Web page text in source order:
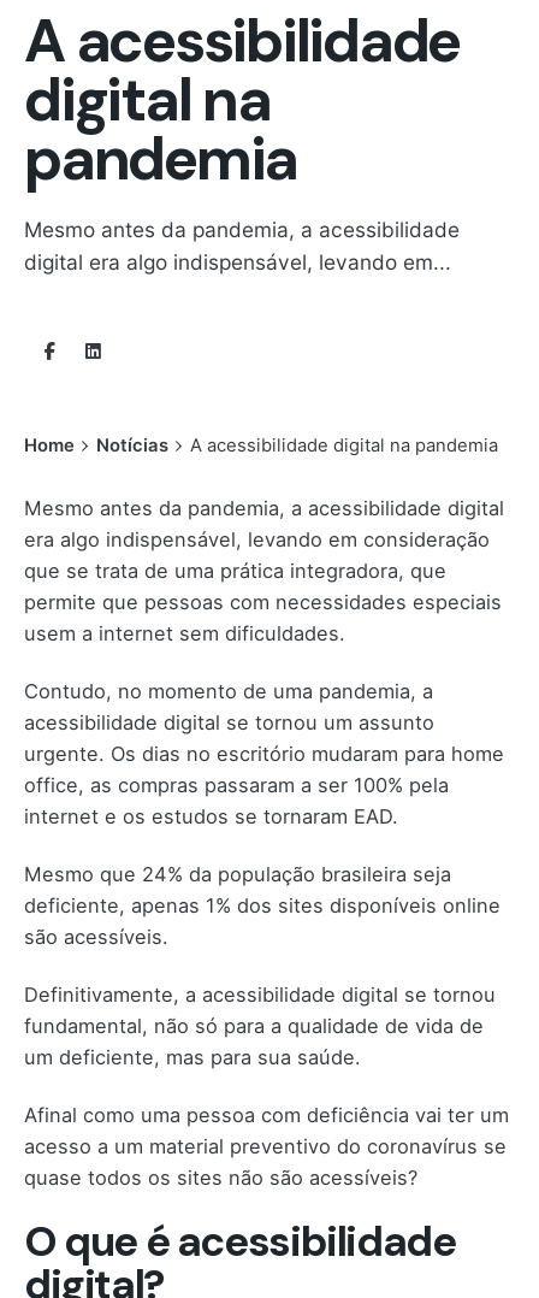
A acessibilidade
digital na
pandemia
Mesmo antes da pandemia, a acessibilidade
digital era algo indispensável, levando em...
Home Notícias A acessibilidade digital na pandemia
Mesmo antes da pandemia, a acessibilidade digital
era algo indispensável, levando em consideração
que se trata de uma prática integradora, que
permite que pessoas com necessidades especiais
usem a internet sem dificuldades.
Contudo, no momento de uma pandemia, a
acessibilidade digital se tornou um assunto
urgente. Os dias no escritório mudaram para home
office, as compras passaram a ser 100% pela
internet e os estudos se tornaram EAD.
Mesmo que 24% da população brasileira seja
deficiente, apenas 1% dos sites disponíveis online
são acessíveis.
Definitivamente, a acessibilidade digital se tornou
fundamental, não só para a qualidade de vida de
um deficiente, mas para sua saúde.
Afinal como uma pessoa com deficiência vai ter um
acesso a um material preventivo do coronavírus se
quase todos os sites não são acessíveis?
O que é acessibilidade
digital?